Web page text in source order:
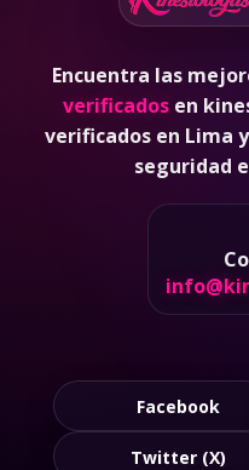
Encuentra las
verificados en
verificados en Lima
seguridad
Facebook
Twitter (X)